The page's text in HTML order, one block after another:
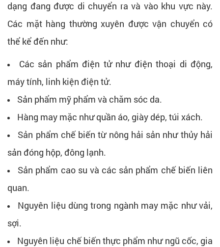
dạng đang được di chuyển ra và vào khu vực này.
Các mặt hàng thường xuyên được vận chuyển có
thể kể đến như:
Các sản phẩm điện tử như điện thoại di động,
máy tính, linh kiện điện tử.
Sản phẩm mỹ phẩm và chăm sóc da.
Hàng may mặc như quần áo, giày dép, túi xách.
Sản phẩm chế biến từ nông hải sản như thủy hải
sản đóng hộp, đông lạnh.
Sản phẩm cao su và các sản phẩm chế biến liên
quan.
Nguyên liệu dùng trong ngành may mặc như vải,
sợi.
Nguyên liệu chế biến thực phẩm như ngũ cốc, gia